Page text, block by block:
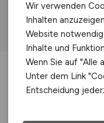
Wir verwenden
Inhalten
Website
Inhalte und
Wenn Sie auf "Alle
Unter dem Link
Entscheidung